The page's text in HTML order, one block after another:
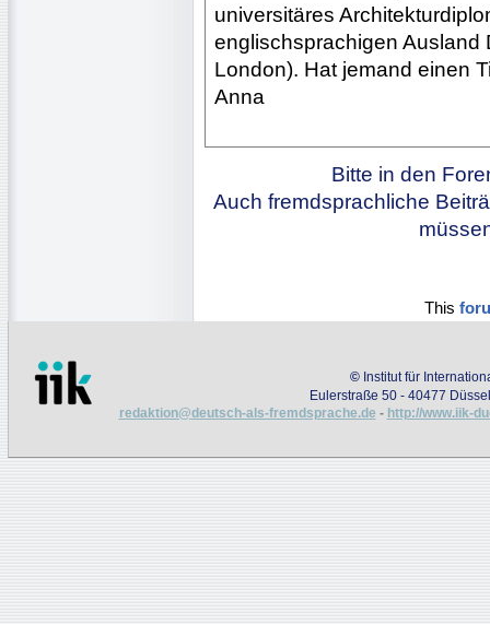
universitäres
englischsprachigen Ausland
London). Hat jemand einen
Anna
Bitte in den
Auch fremdsprachliche
This
© Institut für
Eulerstraße 50 - 40477
redaktion@deutsch-als-fremdsprache.de - http://www.iik-